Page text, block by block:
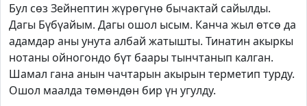
Бул сөз Зейнептин жүрөгүнө бычактай сайылды.
Дагы Бүбүайым. Дагы ошол ысым. Канча жыл өтсө да
адамдар аны унута албай жатышты. Тинатин акыркы
нотаны ойногондо бүт баары тынчтанып калган.
Шамал гана анын чачтарын акырын терметип турду.
Ошол маалда төмөндөн бир үн угулду.